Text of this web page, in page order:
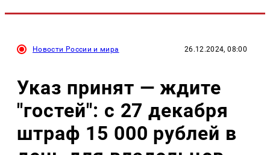
Новости России и мира 26.12.2024, 08:00
Указ принят — ждите
"гостей": с 27 декабря
штраф 15 000 рублей в